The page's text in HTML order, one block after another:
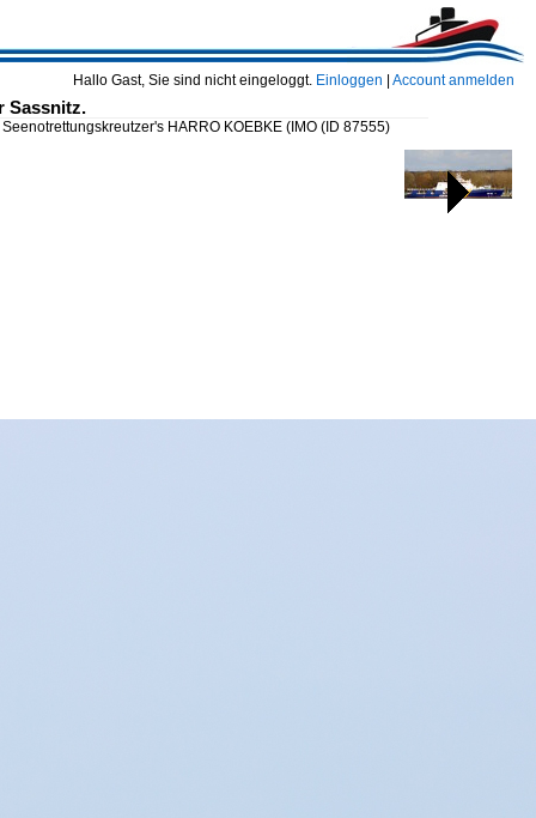
Hallo Gast, Sie sind nicht eingeloggt. Einloggen Account anmelden
Sassnitz.
HARRO KOEBKE (IMO (ID 87555)